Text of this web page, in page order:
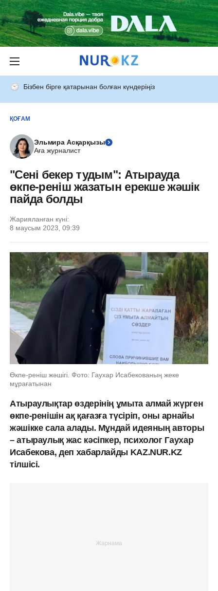
Бізбен бірге қатарынан болған күндеріңіз
ҚОҒАМ
Эльмира Асқарқызы
Аға журналист
"Сені бекер тудым": Атырауда
өкпе-реніш жазатын ерекше жәшік
пайда болды
Жарияланған күні:
8 маусым 2023, 09:39
Өкпе-реніш жәшігі. Фото: Гаухар Исабекованың жеке
мұрағатынан
Атыраулықтар өздерінің ұмыта алмай жүрген
өкпе-ренішін ақ қағазға түсіріп, оны арнайы
жәшікке сала алады. Мұндай идеяның авторы
– атыраулық жас кәсіпкер, психолог Гаухар
Исабекова, деп хабарлайды KAZ.NUR.KZ
тілшісі.